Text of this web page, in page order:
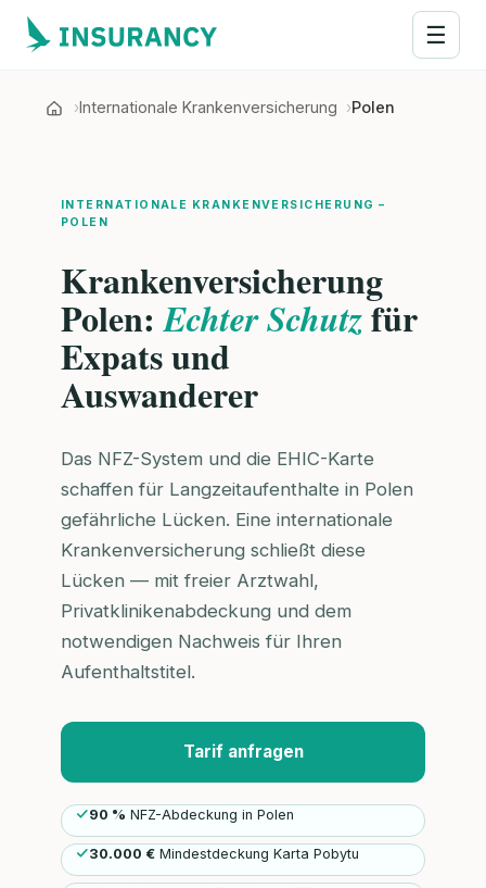
☰
Internationale Krankenversicherung Polen
INTERNATIONALE KRANKENVERSICHERUNG –
POLEN
Krankenversicherung
Polen:Echter Schutzfür
Expats und
Auswanderer
Das NFZ-System und die EHIC-Karte
schaffen für Langzeitaufenthalte in Polen
gefährliche Lücken. Eine internationale
Krankenversicherung schließt diese
Lücken — mit freier Arztwahl,
Privatklinikenabdeckung und dem
notwendigen Nachweis für Ihren
Aufenthaltstitel.
Tarif anfragen
90 % NFZ-Abdeckung in Polen
30.000 € Mindestdeckung Karta Pobytu